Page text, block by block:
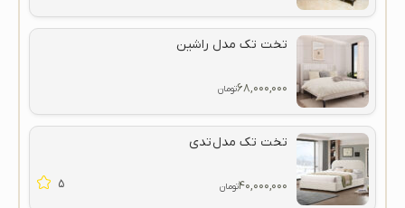
تخت تک مدل راشین
۶۸,۰۰۰,۰۰۰تومان
تخت تک مدل تدی
۴۰,۰۰۰,۰۰۰تومان 5